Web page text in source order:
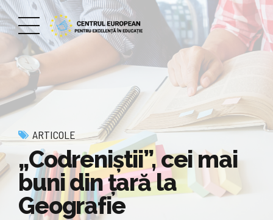
ARTICOLE
„Codreniștii”, cei mai
buni din țară la
Geografie